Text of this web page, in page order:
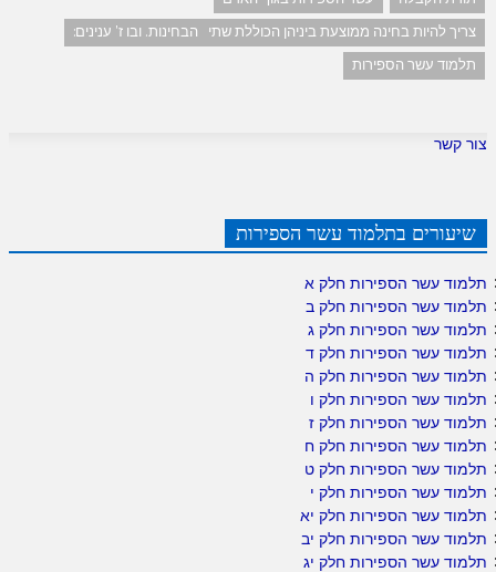
צריך להיות בחינה ממוצעת ביניהן הכוללת שתי הבחינות. ובו ז' ענינים:
תלמוד עשר הספירות
צור קשר
שיעורים בתלמוד עשר הספירות
תלמוד עשר הספירות חלק א
תלמוד עשר הספירות חלק ב
תלמוד עשר הספירות חלק ג
תלמוד עשר הספירות חלק ד
תלמוד עשר הספירות חלק ה
תלמוד עשר הספירות חלק ו
תלמוד עשר הספירות חלק ז
תלמוד עשר הספירות חלק ח
תלמוד עשר הספירות חלק ט
תלמוד עשר הספירות חלק י
תלמוד עשר הספירות חלק יא
תלמוד עשר הספירות חלק יב
תלמוד עשר הספירות חלק יג